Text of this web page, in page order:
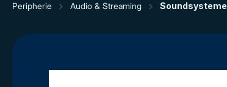
Peripherie Audio & Streaming Soundsysteme